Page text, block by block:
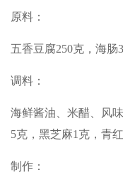
原料：
五香豆腐250克，海肠
调料：
海鲜酱油、米醋、风
5克，黑芝麻1克，青
制作：